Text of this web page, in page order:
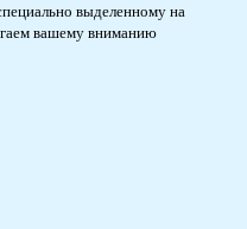
выделенному на
вашему вниманию